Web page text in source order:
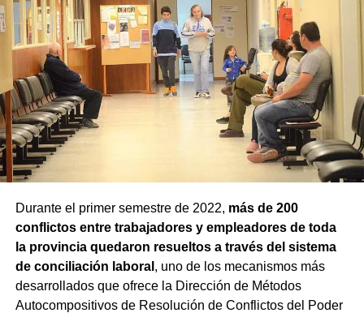
Durante el primer semestre de 2022, más de 200
conflictos entre trabajadores y empleadores de toda
la provincia quedaron resueltos a través del sistema
de conciliación laboral , uno de los mecanismos más
desarrollados que ofrece la Dirección de Métodos
Autocompositivos de Resolución de Conflictos del Poder